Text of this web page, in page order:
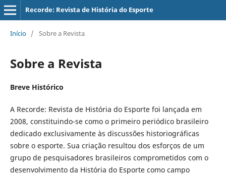
Recorde: Revista de História do Esporte
Início / Sobre a Revista
Sobre a Revista
Breve Histórico
A Recorde: Revista de História do Esporte foi lançada em
2008, constituindo-se como o primeiro periódico brasileiro
dedicado exclusivamente às discussões historiográficas
sobre o esporte. Sua criação resultou dos esforços de um
grupo de pesquisadores brasileiros comprometidos com o
desenvolvimento da História do Esporte como campo